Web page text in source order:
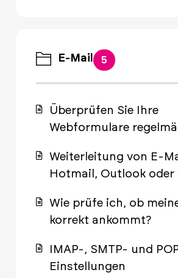
E-Mail 5
Überprüfen Sie Ihre
Webformulare
Weiterleitung von E-
Hotmail, Outlook oder
Wie prüfe ich, ob
korrekt ankommt?
IMAP-, SMTP- und
Einstellungen